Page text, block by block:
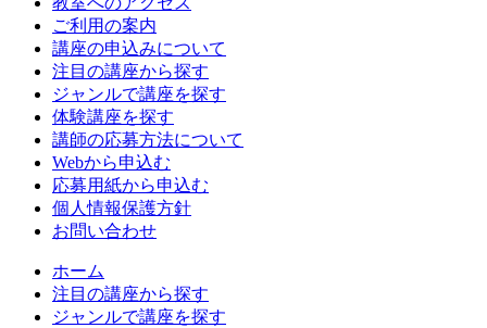
ご利用の案内
講座の申込みについて
注目の講座から探す
ジャンルで講座を探す
体験講座を探す
講師の応募方法について
Webから申込む
応募用紙から申込む
個人情報保護方針
お問い合わせ
ホーム
注目の講座から探す
ジャンルで講座を探す